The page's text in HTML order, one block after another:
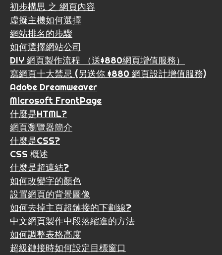
初步構思 之 網頁內容
虛擬主機如何選擇
網站排名的步驟
如何選擇網站公司
DIY 網頁製作流程 （送$880網頁增值服務）
寫網頁十大禁忌 (另送你 $880 網頁設計增值服務)
Adobe Dreamweaver
Microsoft FrontPage
什麼是HTML?
網頁瀏覽器簡介
什麼是CSS?
CSS 概述
什麼是超連結?
如何改變字的顏色
設置網頁的背景圖像
如何去掉主頁超鏈接的下劃線?
中文網頁製作中段落縮進的方法
如何調整表格高度
超級鏈接時如何設定目標窗口